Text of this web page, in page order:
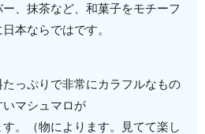
、抹茶など、和菓子をモチーフ
本ならではです。
っぷりで非常にカラフルなもの
マシュマロが
。（物によります。見てて楽し